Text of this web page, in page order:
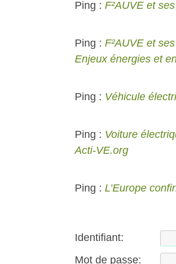
Ping : F²AUVE et
Ping : F²AUVE et
Enjeux énergies et
Ping : Véhicule
Ping : Voiture
Acti-VE.org
Ping : L’Europe
Identifiant:
Mot de passe: